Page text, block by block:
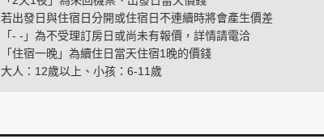
若出發日與住宿日分開或住宿日不連續時將會產生價差
「- -」為不受理訂房日或尚未有報價，詳情請電洽
「住宿一晚」為續住日當天住宿1晚的價錢
大人：12歲以上、小孩：6-11歲